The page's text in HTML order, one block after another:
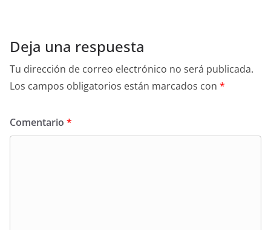
Deja una respuesta
Tu dirección de correo electrónico no será publicada.
Los campos obligatorios están marcados con *
Comentario *